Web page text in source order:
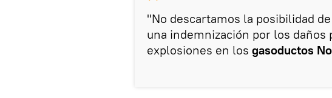
"No descartamos la posibilidad
una indemnización por los daños
explosiones en los gasoductos